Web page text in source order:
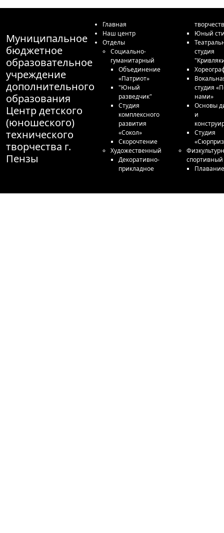
Муниципальное
бюджетное
образовательное
учреждение
дополнительного
образования
Центр детского
(юношеского)
технического
творчества г.
Пензы
Главная
Наш центр
Отделы
Социально-
гуманитарный
Объединение
«Патриот»
"Юный
разведчик"
Студия
комплексного
развития
«Сокол»
Скорочтение
Художественный
Декоративно-
прикладное
Юный
студия
студия
нами»
Основы
и
Студия
спортивный
Плавание